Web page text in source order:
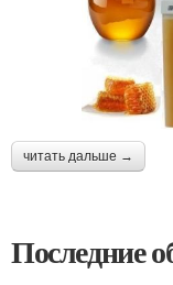
читать дальше →
Последние